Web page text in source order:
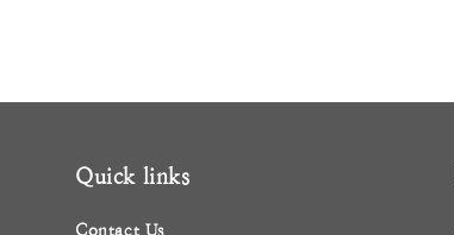
Quick links
Contact Us